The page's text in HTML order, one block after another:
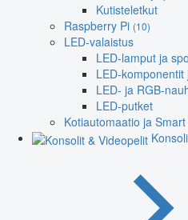
Kutisteletkut
Raspberry Pi (10)
LED-valaistus
LED-lamput ja
LED-
LED- ja RGB-
LED-putket
Kotiautomaatio ja